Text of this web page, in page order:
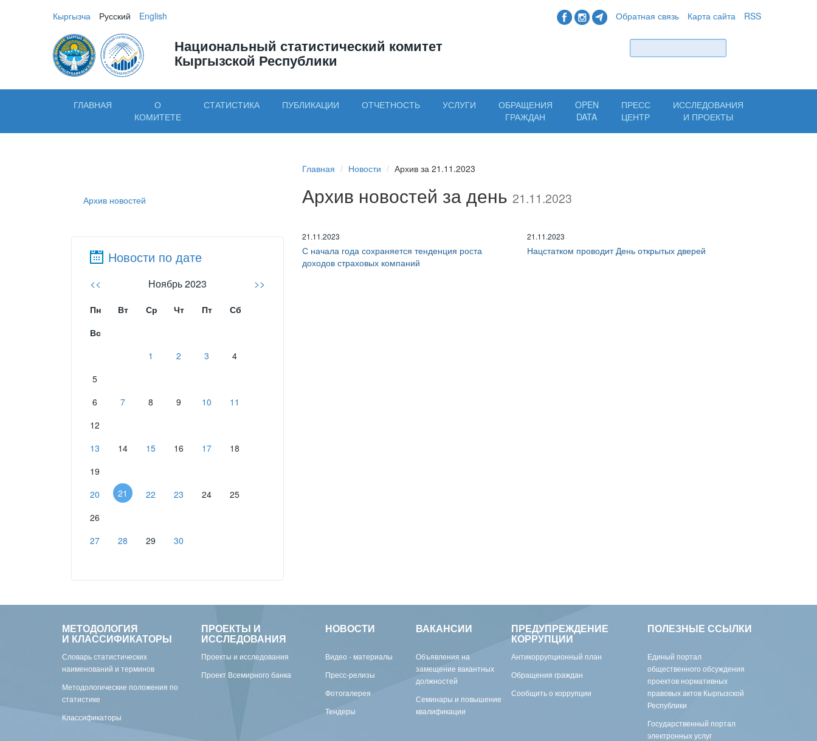
Кыргызча Русский English Обратная связь Карта сайта RSS
Национальный статистический комитет
Кыргызской Республики
ГЛАВНАЯ
О
КОМИТЕТЕ
СТАТИСТИКА ПУБЛИКАЦИИ ОТЧЕТНОСТЬ УСЛУГИ
ОБРАЩЕНИЯ
ГРАЖДАН
OPEN
DATA
ПРЕСС
ЦЕНТР
ИССЛЕДОВАНИЯ
И ПРОЕКТЫ
Архив новостей
Новости по дате
<< Ноябрь 2023 >>
Пн Вт Ср Чт Пт
Сб
Вс
1
2 3
4
5
6
7 8 9 10
11
12
13
14 15 16 17
18
19
20
21 22 23 24
25
26
27
28 29 30
Главная Новости Архив за 21.11.2023
Архив новостей за день 21.11.2023
21.11.2023
С начала года сохраняется тенденция роста
доходов страховых компаний
21.11.2023
Нацстатком проводит День открытых дверей
МЕТОДОЛОГИЯ
И КЛАССИФИКАТОРЫ
Словарь статистических
наименований и терминов
Методологические положения по
статистике
Классификаторы
ПРОЕКТЫ И
ИССЛЕДОВАНИЯ
Проекты и исследования
Проект Всемирного банка
НОВОСТИ
Видео - материалы
Пресс-релизы
Фотогалерея
Тендеры
ВАКАНСИИ
Объявления на
замещение вакантных
должностей
Семинары и повышение
квалификации
ПРЕДУПРЕЖДЕНИЕ
КОРРУПЦИИ
Антикоррупционный план
Обращения граждан
Сообщить о коррупции
ПОЛЕЗНЫЕ ССЫЛКИ
Единый портал
общественного обсуждения
проектов нормативных
правовых актов Кыргызской
Республики
Государственный портал
электронных услуг